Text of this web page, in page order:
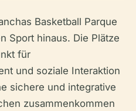
Basketball Parque
Sport hinaus. Die Plätze
für
und soziale Interaktion
sichere und integrative
zusammenkommen